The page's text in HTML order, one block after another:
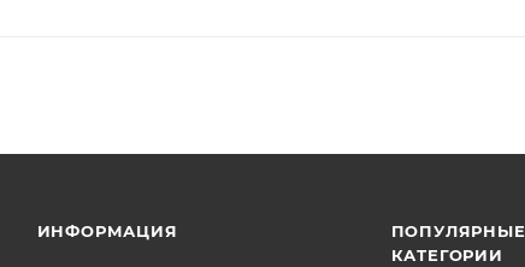
ИНФОРМАЦИЯ
ПОПУЛЯРНЫЕ
КАТЕГОРИИ